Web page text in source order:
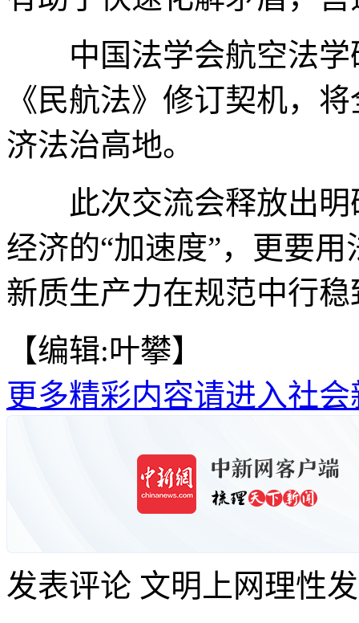
中国法学会航空法学
《民航法》修订契机，
济法治高地。
此次交流会释放出明
经济的“加速度”，更要
新质生产力在规范中行
【编辑:叶攀】
更多精彩内容请进入社会
发表评论 文明上网理性